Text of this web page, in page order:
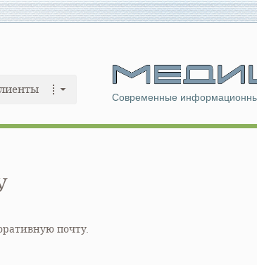
Современные
почту.